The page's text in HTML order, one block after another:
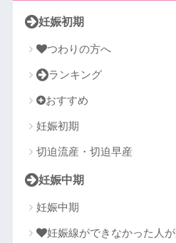
妊娠初期
つわりの方へ
ランキング
おすすめ
妊娠初期
切迫流産・切迫早産
妊娠中期
妊娠中期
妊娠線ができなかった人